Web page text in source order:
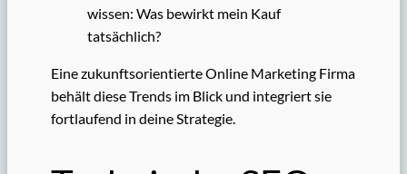
wissen: Was bewirkt mein Kauf
tatsächlich?
Eine zukunftsorientierte Online Marketing Firma
behält diese Trends im Blick und integriert sie
fortlaufend in deine Strategie.